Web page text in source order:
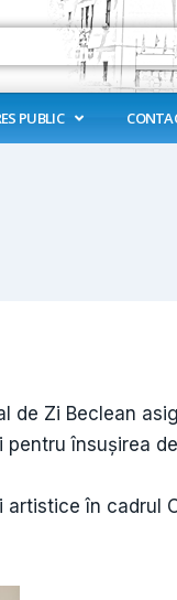
PUBLIC
de Zi Beclean
însușirea
în cadrul